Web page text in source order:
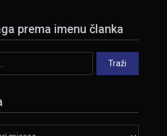
prema imenu članka